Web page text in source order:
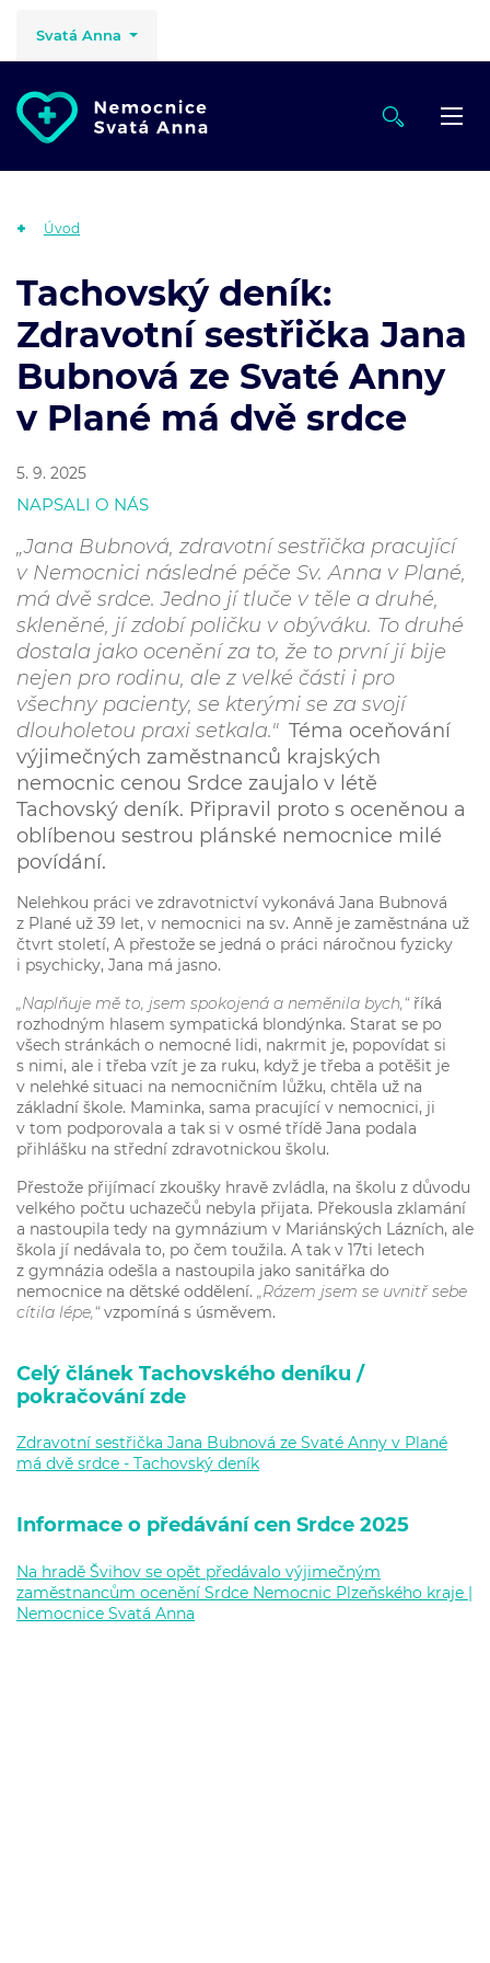
Svatá Anna
Úvod
Tachovský deník:
Zdravotní sestřička Jana
Bubnová ze Svaté Anny
v Plané má dvě srdce
5. 9. 2025
NAPSALI O NÁS
„Jana Bubnová, zdravotní sestřička pracující
v Nemocnici následné péče Sv. Anna v Plané,
má dvě srdce. Jedno jí tluče v těle a druhé,
skleněné, jí zdobí poličku v obýváku. To druhé
dostala jako ocenění za to, že to první jí bije
nejen pro rodinu, ale z velké části i pro
všechny pacienty, se kterými se za svojí
dlouholetou praxi setkala." Téma oceňování
výjimečných zaměstnanců krajských
nemocnic cenou Srdce zaujalo v létě
Tachovský deník. Připravil proto s oceněnou a
oblíbenou sestrou plánské nemocnice milé
povídání.
Nelehkou práci ve zdravotnictví vykonává Jana Bubnová
z Plané už 39 let, v nemocnici na sv. Anně je zaměstnána už
čtvrt století, A přestože se jedná o práci náročnou fyzicky
i psychicky, Jana má jasno.
„Naplňuje mě to, jsem spokojená a neměnila bych,“říká
rozhodným hlasem sympatická blondýnka. Starat se po
všech stránkách o nemocné lidi, nakrmit je, popovídat si
s nimi, ale i třeba vzít je za ruku, když je třeba a potěšit je
v nelehké situaci na nemocničním lůžku, chtěla už na
základní škole. Maminka, sama pracující v nemocnici, ji
v tom podporovala a tak si v osmé třídě Jana podala
přihlášku na střední zdravotnickou školu.
Přestože přijímací zkoušky hravě zvládla, na školu z důvodu
velkého počtu uchazečů nebyla přijata. Překousla zklamání
a nastoupila tedy na gymnázium v Mariánských Lázních, ale
škola jí nedávala to, po čem toužila. A tak v 17ti letech
z gymnázia odešla a nastoupila jako sanitářka do
nemocnice na dětské oddělení. „Rázem jsem se uvnitř sebe
cítila lépe,“vzpomíná s úsměvem.
Celý článek Tachovského deníku /
pokračování zde
Zdravotní sestřička Jana Bubnová ze Svaté Anny v Plané
má dvě srdce - Tachovský deník
Informace o předávání cen Srdce 2025
Na hradě Švihov se opět předávalo výjimečným
zaměstnancům ocenění Srdce Nemocnic Plzeňského kraje |
Nemocnice Svatá Anna